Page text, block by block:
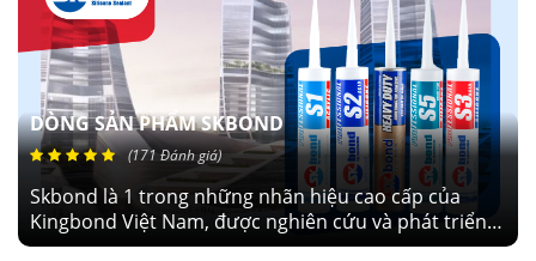
DÒNG SẢN PHẨM SKBOND
(171 Đánh giá)
Skbond là 1 trong những nhãn hiệu cao cấp của
Kingbond Việt Nam, được nghiên cứu và phát triển
với sứ mệnh cung cấp ra thị trường keo silicone
SẢN PHẨM KHÁC
(119 Đánh giá)